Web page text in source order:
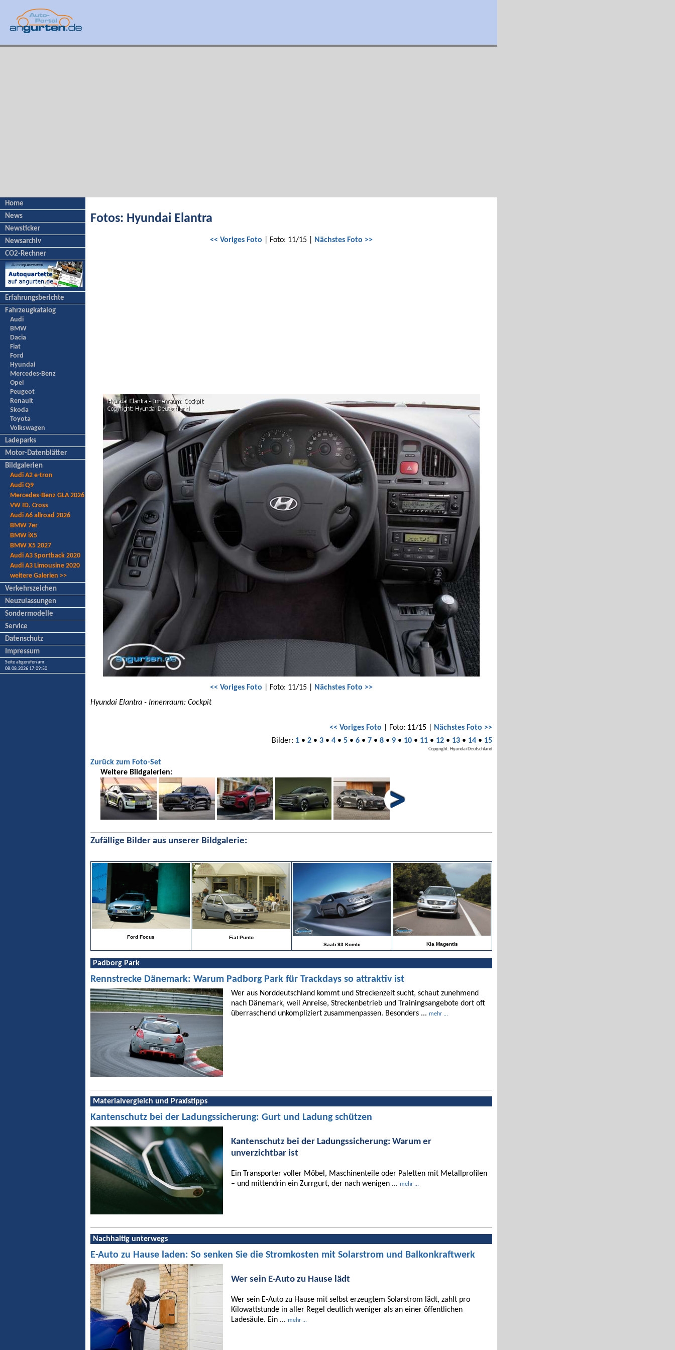
Home
News
Newsticker
Newsarchiv
CO2-Rechner
Erfahrungsberichte
Fahrzeugkatalog
Audi
BMW
Dacia
Fiat
Ford
Hyundai
Mercedes-Benz
Opel
Peugeot
Renault
Skoda
Toyota
Volkswagen
Ladeparks
Motor-Datenblätter
Bildgalerien
Audi A2 e-tron
Audi Q9
Mercedes-Benz GLA 2026
VW ID. Cross
Audi A6 allroad 2026
BMW 7er
BMW iX5
BMW X5 2027
Audi A3 Sportback 2020
Audi A3 Limousine 2020
weitere Galerien >>
Verkehrszeichen
Neuzulassungen
Sondermodelle
Service
Datenschutz
Impressum
Seite abgerufen am:
08.08.2026 17:09:50
Fotos: Hyundai Elantra
<< Voriges Foto | Foto: 11/15 | Nächstes Foto >>
<< Voriges Foto | Foto: 11/15 |
Nächstes Foto >>
Hyundai Elantra - Innenraum: Cockpit
<< Voriges Foto | Foto: 11/15 |
Nächstes Foto >>
Bilder: 1 • 2 • 3 • 4 • 5 • 6 • 7 • 8 • 9 • 10 • 11 • 12 • 13 • 14 • 15
Copyright: Hyundai Deutschland
Zurück zum Foto-Set
Weitere Bildgalerien:
Zufällige Bilder aus unserer Bildgalerie:
Ford Focus
Fiat Punto
Saab 93 Kombi
Kia Magentis
Padborg Park
Rennstrecke Dänemark: Warum Padborg Park für Trackdays so attraktiv ist
Wer aus Norddeutschland kommt und Streckenzeit sucht, schaut zunehmend
nach Dänemark, weil Anreise, Streckenbetrieb und Trainingsangebote dort oft
überraschend unkompliziert zusammenpassen. Besonders ... mehr ...
Materialvergleich und Praxistipps
Kantenschutz bei der Ladungssicherung: Gurt und Ladung schützen
Kantenschutz bei der Ladungssicherung: Warum er
unverzichtbar ist
Ein Transporter voller Möbel, Maschinenteile oder Paletten mit Metallprofilen
– und mittendrin ein Zurrgurt, der nach wenigen ... mehr ...
Nachhaltig unterwegs
E-Auto zu Hause laden: So senken Sie die Stromkosten mit Solarstrom und Balkonkraftwerk
Wer sein E-Auto zu Hause lädt
Wer sein E-Auto zu Hause mit selbst erzeugtem Solarstrom lädt, zahlt pro
Kilowattstunde in aller Regel deutlich weniger als an einer öffentlichen
Ladesäule. Ein ... mehr ...